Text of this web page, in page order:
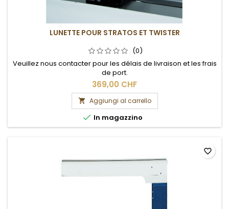
LUNETTE POUR STRATOS ET TWISTER
(0)
Veuillez nous contacter pour les délais de livraison et les frais
de port.
369,00 CHF
 Aggiungi al carrello
 In magazzino
favorite_border